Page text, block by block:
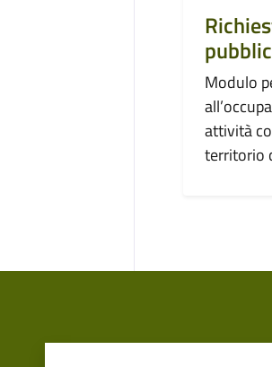
Modulo
attività
territorio